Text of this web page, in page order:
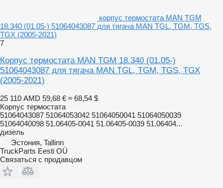
корпус термостата MAN TGM
18.340 (01.05-) 51064043087 для тягача MAN TGL, TGM, TGS,
TGX (2005-2021)
7
Корпус термостата MAN TGM 18.340 (01.05-)
51064043087 для тягача MAN TGL, TGM, TGS, TGX
(2005-2021)
25 110 AMD 59,68 € ≈ 68,54 $
Корпус термостата
51064043087 51064053042 51064050041 51064050039
51064040098 51.06405-0041 51.06405-0039 51.06404...
дизель
Эстония, Tallinn
TruckParts Eesti OÜ
Связаться с продавцом